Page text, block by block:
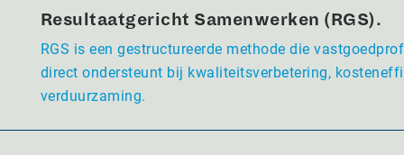
Resultaatgericht Samenwerken (RGS).
RGS is een gestructureerde methode die
direct ondersteunt bij kwaliteitsverbetering,
verduurzaming.